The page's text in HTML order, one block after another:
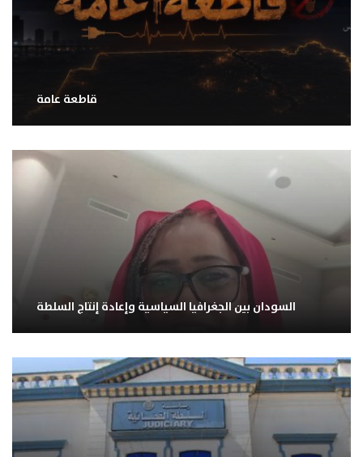
قاطعة عامة
السودان بين الجغرافيا السياسية وإعادة إنتاج السلطة